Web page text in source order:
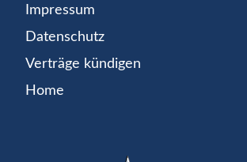
Impressum
Datenschutz
Verträge kündigen
Home